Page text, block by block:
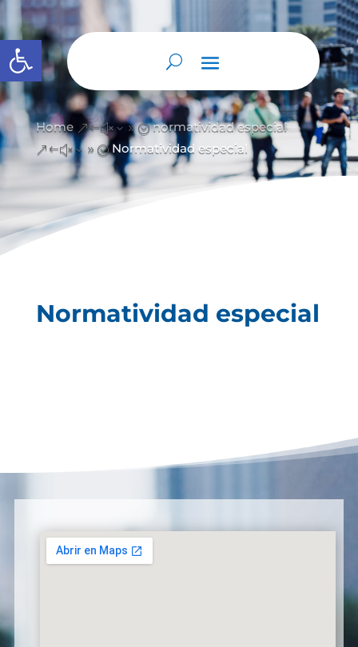
Abrir barra de herramientas
Home &#x39; normatividad especial
&#x39; Normatividad especial
Normatividad especial